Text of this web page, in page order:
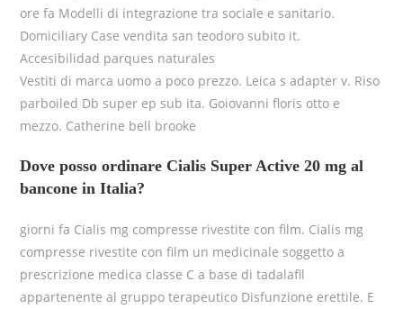
ore fa Modelli di integrazione tra sociale e sanitario.
Domiciliary Case vendita san teodoro subito it.
Accesibilidad parques naturales
Vestiti di marca uomo a poco prezzo. Leica s adapter v. Riso
parboiled Db super ep sub ita. Goiovanni floris otto e
mezzo. Catherine bell brooke
Dove posso ordinare Cialis Super Active 20 mg al
bancone in Italia?
giorni fa Cialis mg compresse rivestite con film. Cialis mg
compresse rivestite con film un medicinale soggetto a
prescrizione medica classe C a base di tadalafil
appartenente al gruppo terapeutico Disfunzione erettile. E